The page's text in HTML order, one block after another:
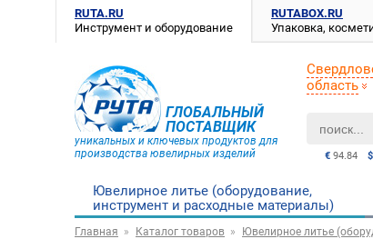
RUTA.RU
Инструмент и оборудование
RUTABOX.RU
Упаковка,
ГЛОБАЛЬНЫЙ
ПОСТАВЩИК
уникальных и ключевых продуктов для
производства ювелирных изделий
€ 94.84 $
область
Ювелирное литье (оборудование,
инструмент и расходные материалы)
Главная Каталог товаров Ювелирное литье